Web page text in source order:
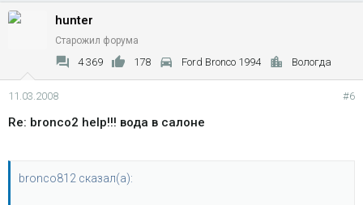
hunter
Старожил форума
4 369 178 Ford Bronco 1994 Вологда
11.03.2008 #6
Re: bronco2 help!!! вода в салоне
bronco812 сказал(а):